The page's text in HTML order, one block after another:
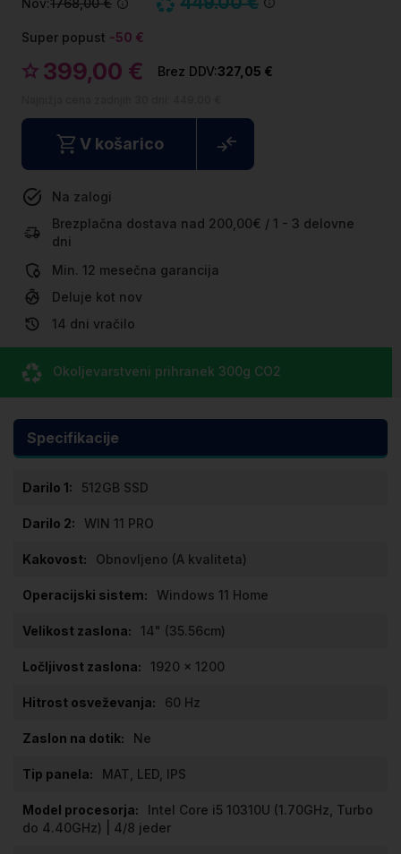
Nov:1768,00 €
Super popust -50 €
399,00 € 327,05 €
V košarico
Na zalogi
Brezplačna dostava nad 200,00€ / 1 - 3 delovne
dni
Min. 12 mesečna garancija
Deluje kot nov
14 dni vračilo
Okoljevarstveni prihranek 300g CO2
Specifikacije
512GB SSD
WIN 11 PRO
Obnovljeno (A kvaliteta)
Windows 11 Home
14" (35.56cm)
1920 x 1200
60 Hz
Ne
MAT, LED, IPS
Intel Core i5 10310U (1.70GHz, Turbo
do 4.40GHz) | 4/8 jeder